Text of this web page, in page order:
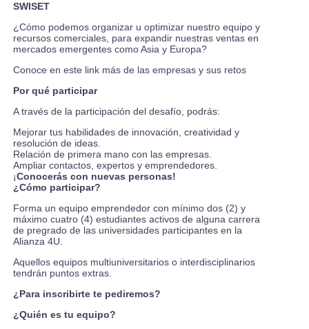
SWISET
¿Cómo podemos organizar u optimizar nuestro equipo y
recursos comerciales, para expandir nuestras ventas en
mercados emergentes como Asia y Europa?
Conoce en este linkmás de las empresas y sus retos
Por qué participar
A través de la participación del desafío, podrás:
Mejorar tus habilidades de innovación, creatividad y
resolución de ideas.
Relación de primera mano con las empresas.
Ampliar contactos, expertos y emprendedores.
¡Conocerás con nuevas personas!
¿Cómo participar?
Forma un equipo emprendedor con mínimo dos (2) y
máximo cuatro (4) estudiantes activos de alguna carrera
de pregrado de las universidades participantes en la
Alianza 4U.
Aquellos equipos multiuniversitarios o interdisciplinarios
tendrán puntos extras.
¿Para inscribirte te pediremos?
¿Quién es tu equipo?